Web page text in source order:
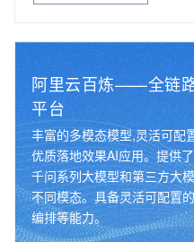
阿里云百炼——全链
平台
丰富的多模态模型,灵活可配
优质落地效果AI应用。提供
千问系列大模型和第三方大
不同模态。具备灵活可配置
编排等能力。